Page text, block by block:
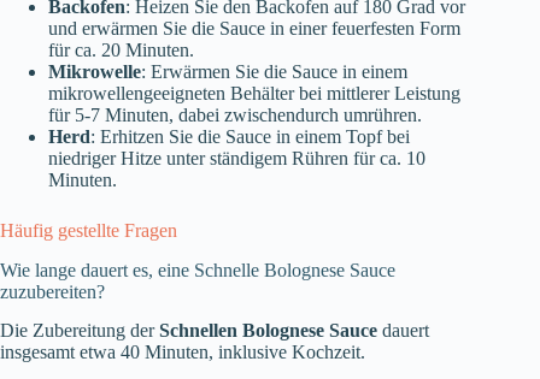
Backofen: Heizen Sie den Backofen auf 180 Grad vor
und erwärmen Sie die Sauce in einer feuerfesten Form
für ca. 20 Minuten.
Mikrowelle: Erwärmen Sie die Sauce in einem
mikrowellengeeigneten Behälter bei mittlerer Leistung
für 5-7 Minuten, dabei zwischendurch umrühren.
Herd: Erhitzen Sie die Sauce in einem Topf bei
niedriger Hitze unter ständigem Rühren für ca. 10
Minuten.
Häufig gestellte Fragen
Wie lange dauert es, eine Schnelle Bolognese Sauce
zuzubereiten?
Die Zubereitung derSchnellen Bolognese Sauce dauert
insgesamt etwa 40 Minuten, inklusive Kochzeit.